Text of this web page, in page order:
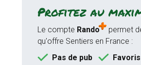
Profitez au
Le compte Rando
permet
qu'offre Sentiers en France :
Pas de pub